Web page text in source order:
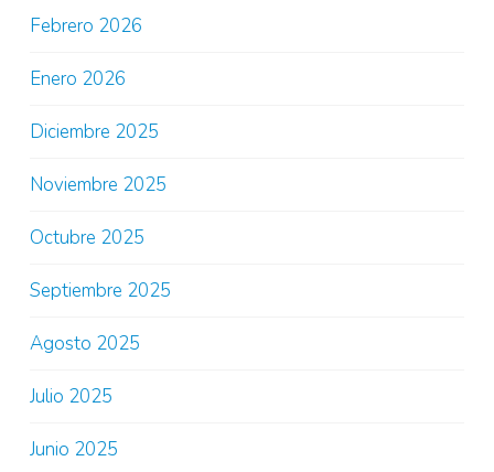
Febrero 2026
Enero 2026
Diciembre 2025
Noviembre 2025
Octubre 2025
Septiembre 2025
Agosto 2025
Julio 2025
Junio 2025